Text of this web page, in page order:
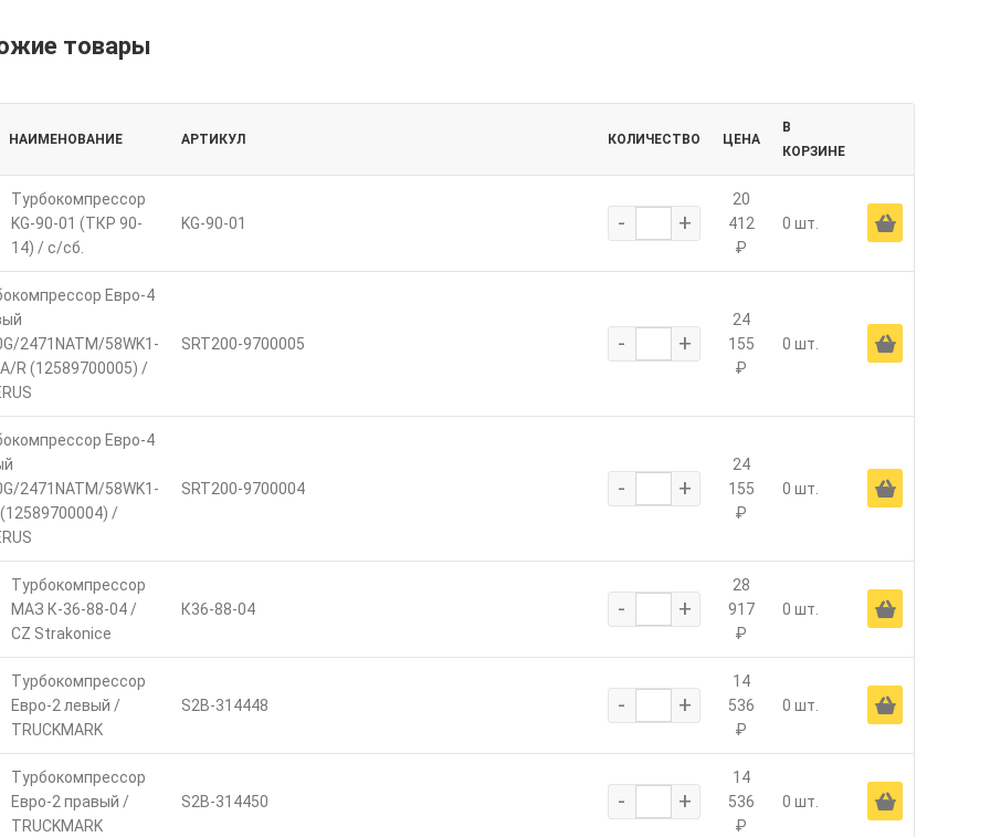
товары
НАИМЕНОВАНИЕ АРТИКУЛ КОЛИЧЕСТВО ЦЕНА
В
КОРЗИНЕ
Турбокомпрессор
KG-90-01 (ТКР 90-
14) / с/сб.
KG-90-01 - +
20
412
₽
0 шт. Ä
Евро-4
2471NATM/58WK1-
R (12589700005) /
SRT200-9700005 - +
24
155
₽
0 шт. Ä
Евро-4
2471NATM/58WK1-
/
SRT200-9700004 - +
24
155
₽
0 шт. Ä
Турбокомпрессор
МАЗ К-36-88-04 /
CZ Strakonice
К36-88-04 - +
28
917
₽
0 шт. Ä
Турбокомпрессор
Евро-2 левый /
TRUCKMARK
S2B-314448 - +
14
536
₽
0 шт. Ä
Турбокомпрессор
Евро-2 правый /
TRUCKMARK
S2B-314450 - +
14
536
₽
0 шт. Ä